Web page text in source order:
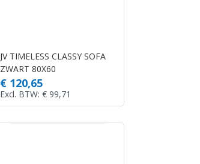
JV TIMELESS CLASSY SOFA
ZWART 80X60
€ 120,65
Excl. BTW: € 99,71